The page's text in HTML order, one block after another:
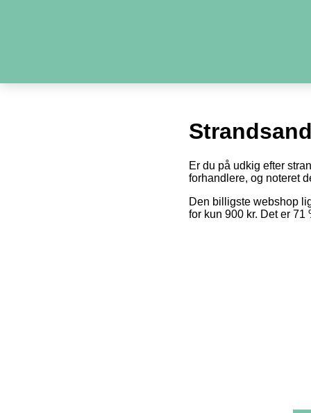
Er du på udkig efter
forhandlere, og noteret
Den billigste webshop
for kun 900 kr. Det er